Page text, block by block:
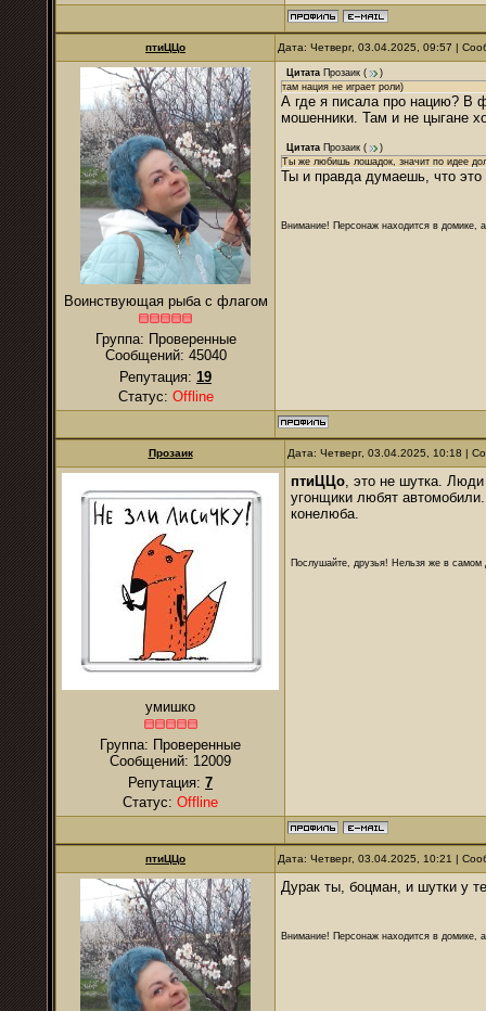
птиЦЦо Дата: Четверг, 03.04.2025, 09:57 |
Воинствующая рыба с флагом
Группа: Проверенные
Сообщений: 45040
Репутация: 19
Статус: Offline
Цитата Прозаик (
)
там нация не играет роли)
А где я писала про нацию? В
мошенники. Там и не цыгане
Цитата Прозаик (
)
Ты же любишь лошадок, значит по идее
Ты и правда думаешь, что это
Внимание! Персонаж находится в домике,
Прозаик Дата: Четверг, 03.04.2025, 10:18 |
умишко
Группа: Проверенные
Сообщений: 12009
Репутация: 7
Статус: Offline
птиЦЦо, это не шутка.
угонщики любят
конелюба.
Послушайте, друзья! Нельзя же в самом
птиЦЦо Дата: Четверг, 03.04.2025, 10:21 |
Дурак ты, боцман, и шутки у
Внимание! Персонаж находится в домике,